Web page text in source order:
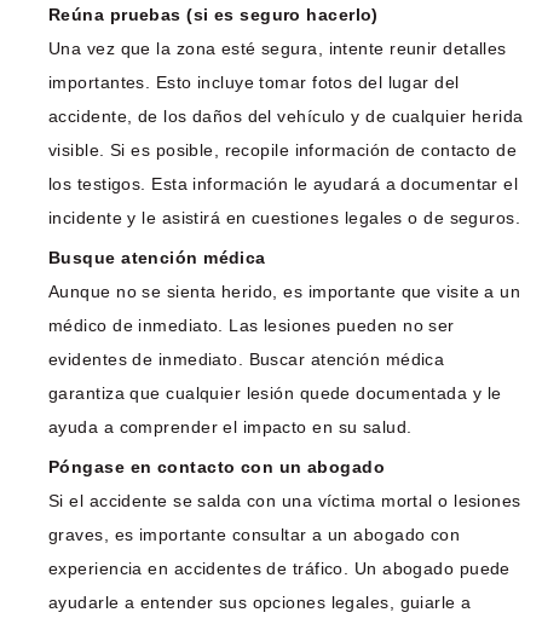
Reúna pruebas (si es seguro hacerlo)
Una vez que la zona esté segura, intente reunir detalles
importantes. Esto incluye tomar fotos del lugar del
accidente, de los daños del vehículo y de cualquier herida
visible. Si es posible, recopile información de contacto de
los testigos. Esta información le ayudará a documentar el
incidente y le asistirá en cuestiones legales o de seguros.
Busque atención médica
Aunque no se sienta herido, es importante que visite a un
médico de inmediato. Las lesiones pueden no ser
evidentes de inmediato. Buscar atención médica
garantiza que cualquier lesión quede documentada y le
ayuda a comprender el impacto en su salud.
Póngase en contacto con un abogado
Si el accidente se salda con una víctima mortal o lesiones
graves, es importante consultar a un abogado con
experiencia en accidentes de tráfico. Un abogado puede
ayudarle a entender sus opciones legales, guiarle a